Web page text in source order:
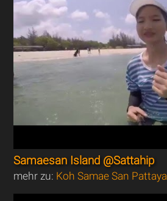
Samaesan Island @Sattahip
mehr zu: Koh Samae San Pattaya